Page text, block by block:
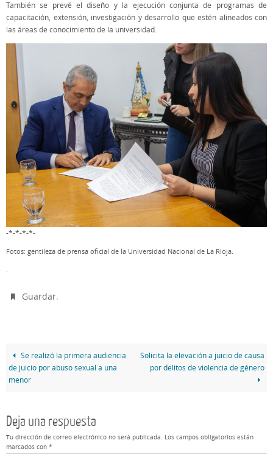
También se prevé el diseño y la ejecución conjunta de programas de
capacitación, extensión, investigación y desarrollo que estén alineados con
las áreas de conocimiento de la universidad.
-*-*-*-*-
Fotos: gentileza de prensa oficial de la Universidad Nacional de La Rioja.
.
Guardar.
Se realizó la primera audiencia
de juicio por abuso sexual a una
menor
Solicita la elevación a juicio de causa
por delitos de violencia de género
Deja una respuesta
Tu dirección de correo electrónico no será publicada. Los campos obligatorios están
marcados con *